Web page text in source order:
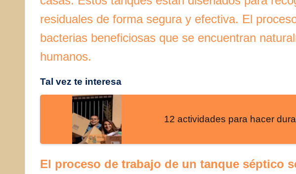
residuales de forma segura y efectiva. El
bacterias beneficiosas que se encuentran
humanos.
Tal vez te interesa
12 actividades para hacer
El proceso de trabajo de un tanque séptico